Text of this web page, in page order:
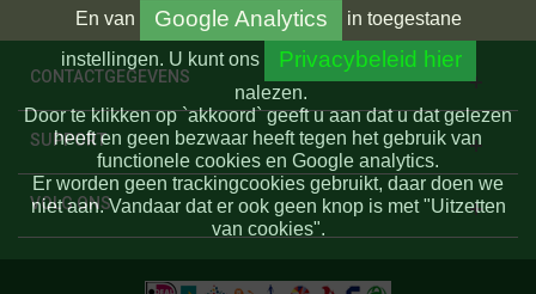
CONTACTGEGEVENS
SUPPORT
VOLG ONS
En van Google Analytics
in toegestane
instellingen. U kunt ons Privacybeleid hier
nalezen.
Door te klikken op `akkoord` geeft u aan dat u dat gelezen
heeft en geen bezwaar heeft tegen het gebruik van
functionele cookies en Google analytics.
Er worden geen trackingcookies gebruikt, daar doen we
niet aan. Vandaar dat er ook geen knop is met "Uitzetten
van cookies".